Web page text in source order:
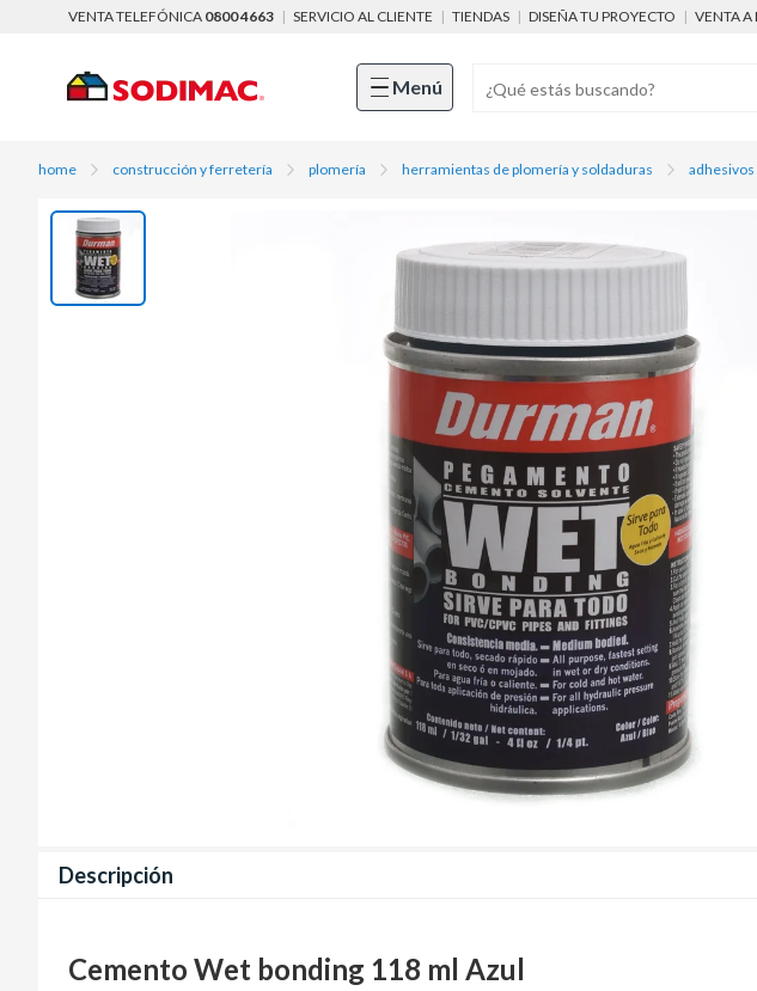
VENTA TELEFÓNICA 0800 4663 | SERVICIO AL CLIENTE | TIENDAS | DISEÑA TU PROYECTO | VENTA A
Menú
home construcción y ferretería plomería herramientas de plomería y soldaduras
Descripción
Cemento Wet bonding 118 ml Azul